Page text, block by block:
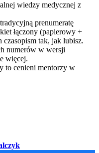
wiedzy medycznej z
prenumeratę
łączony (papierowy +
czasopism tak, jak lubisz.
numerów w wersji
więcej.
to cenieni mentorzy w